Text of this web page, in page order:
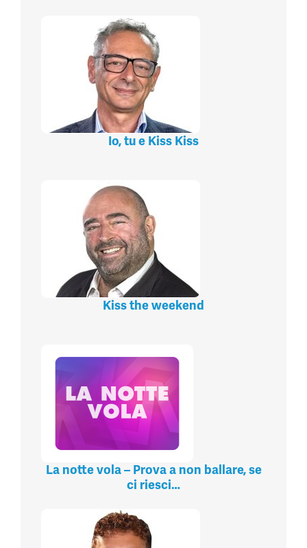
Io, tu e Kiss Kiss
Kiss the weekend
La notte vola – Prova a non ballare, se
ci riesci…